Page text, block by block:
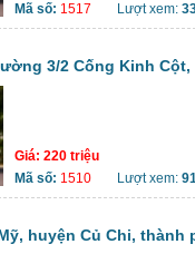
Mã số: 1517 Lượt xem:
3/2 Cống Kinh Cột,
Giá: 220 triệu
Mã số: 1510 Lượt xem:
huyện Củ Chi, thành